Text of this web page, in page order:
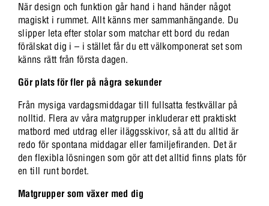
När design och funktion går hand i hand händer något
magiskt i rummet. Allt känns mer sammanhängande. Du
slipper leta efter stolar som matchar ett bord du redan
förälskat dig i – i stället får du ett välkomponerat set som
känns rätt från första dagen.
Gör plats för fler på några sekunder
Från mysiga vardagsmiddagar till fullsatta festkvällar på
nolltid. Flera av våra matgrupper inkluderar ett praktiskt
matbord med utdrag eller iläggsskivor, så att du alltid är
redo för spontana middagar eller familjefiranden. Det är
den flexibla lösningen som gör att det alltid finns plats för
en till runt bordet.
Matgrupper som växer med dig